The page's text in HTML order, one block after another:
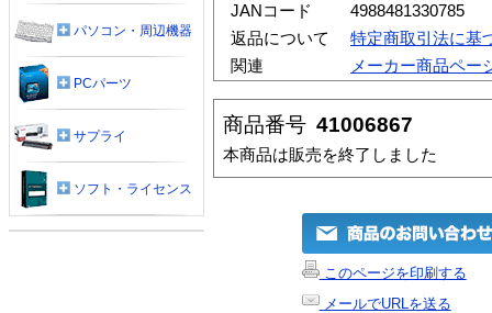
JANコード
4988481330785
返品について
特定商取引法に基
関連
メーカー商品ペー
商品番号 41006867
本商品は販売を終了しました
このページを印刷する
メールでURLを送る
パソコン・周辺機器
PCパーツ
サプライ
ソフト・ライセンス